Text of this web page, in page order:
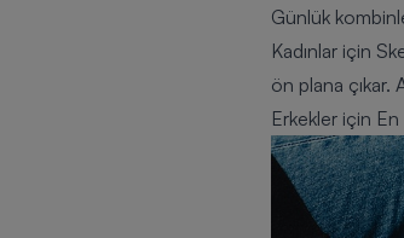
Günlük
Kadınlar için
ön plana çıkar.
Erkekler için